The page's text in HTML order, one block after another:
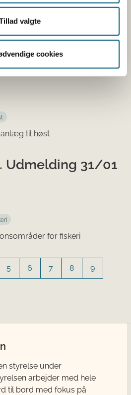
valgte
cookies
til rensning, konditionering og
Udmelding 31/01
til høst
Udmelding 31/01
for fiskeri
5 6 7 8 9
styrelse under
arbejder med hele
til bord med fokus på